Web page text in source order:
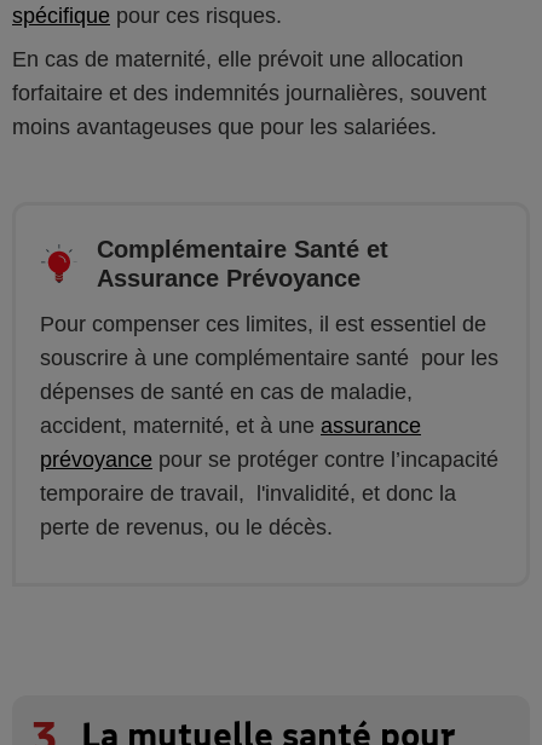
spécifique pour ces risques.
En cas de maternité, elle prévoit une allocation
forfaitaire et des indemnités journalières, souvent
moins avantageuses que pour les salariées.
Complémentaire Santé et
Assurance Prévoyance
Pour compenser ces limites, il est essentiel de
souscrire à une complémentaire santé pour les
dépenses de santé en cas de maladie,
accident, maternité, et à une assurance
prévoyance pour se protéger contre l’incapacité
temporaire de travail, l'invalidité, et donc la
perte de revenus, ou le décès.
La mutuelle santé pour